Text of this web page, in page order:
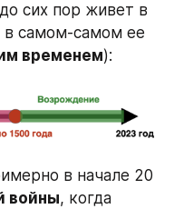
сих пор живет в
в самом-самом ее
временем):
в начале 20
войны, когда